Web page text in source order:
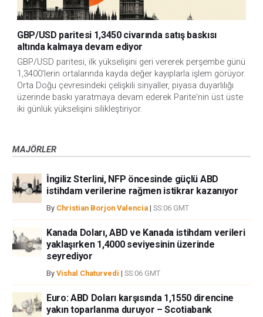
GBP/USD paritesi 1,3450 civarında satış baskısı
altında kalmaya devam ediyor
GBP/USD paritesi, ilk yükselişini geri vererek perşembe günü
1,3400'lerin ortalarında kayda değer kayıplarla işlem görüyor.
Orta Doğu çevresindeki çelişkili sinyaller, piyasa duyarlılığı
üzerinde baskı yaratmaya devam ederek Parite'nin üst üste
iki günlük yükselişini silikleştiriyor.
MAJÖRLER
İngiliz Sterlini, NFP öncesinde güçlü ABD
istihdam verilerine rağmen istikrar kazanıyor
By Christian Borjon Valencia | SS:06 GMT
Kanada Doları, ABD ve Kanada istihdam verileri
yaklaşırken 1,4000 seviyesinin üzerinde
seyrediyor
By Vishal Chaturvedi | SS:06 GMT
Euro: ABD Doları karşısında 1,1550 direncine
yakın toparlanma duruyor – Scotiabank